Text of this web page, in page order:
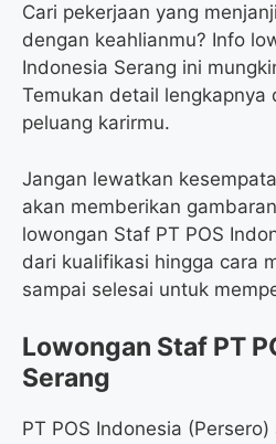
Cari pekerjaan yang
dengan keahlianmu? Info
Indonesia Serang ini
Temukan detail lengkapnya
peluang karirmu.
Jangan lewatkan
akan memberikan
lowongan Staf PT POS
dari kualifikasi hingga cara
sampai selesai untuk
Lowongan Staf PT
Serang
PT POS Indonesia